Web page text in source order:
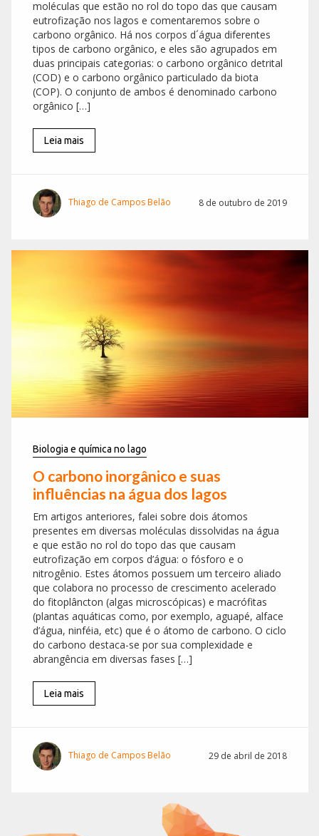
moléculas que estão no rol do topo das que causam
eutrofização nos lagos e comentaremos sobre o
carbono orgânico. Há nos corpos d´água diferentes
tipos de carbono orgânico, e eles são agrupados em
duas principais categorias: o carbono orgânico detrital
(COD) e o carbono orgânico particulado da biota
(COP). O conjunto de ambos é denominado carbono
orgânico […]
Leia mais
Thiago de Campos Belão 8 de outubro de 2019
Biologia e química no lago
O carbono inorgânico e suas
influências na água dos lagos
Em artigos anteriores, falei sobre dois átomos
presentes em diversas moléculas dissolvidas na água
e que estão no rol do topo das que causam
eutrofização em corpos d’água: o fósforo e o
nitrogênio. Estes átomos possuem um terceiro aliado
que colabora no processo de crescimento acelerado
do fitoplâncton (algas microscópicas) e macrófitas
(plantas aquáticas como, por exemplo, aguapé, alface
d’água, ninféia, etc) que é o átomo de carbono. O ciclo
do carbono destaca-se por sua complexidade e
abrangência em diversas fases […]
Leia mais
Thiago de Campos Belão 29 de abril de 2018